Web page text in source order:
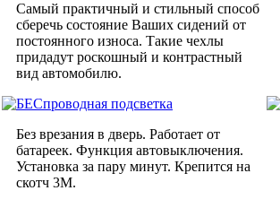
Самый практичный и стильный способ
сберечь состояние Ваших сидений от
постоянного износа. Такие чехлы
придадут роскошный и контрастный
вид автомобилю.
БЕСпроводная подсветка
Без врезания в дверь. Работает от
батареек. Функция автовыключения.
Установка за пару минут. Крепится на
скотч 3M.